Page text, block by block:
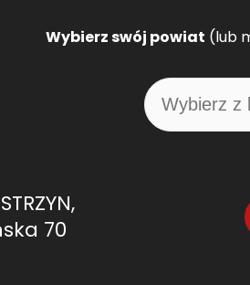
Wybierz swój powiat (lub
70